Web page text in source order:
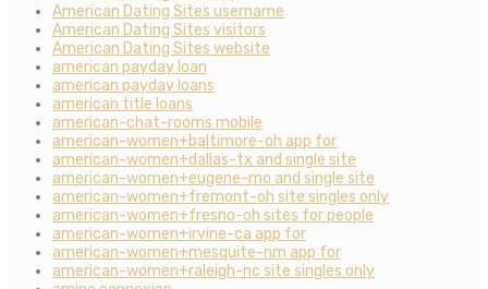
American Dating Sites username
American Dating Sites visitors
American Dating Sites website
american payday loan
american payday loans
american title loans
american-chat-rooms mobile
american-women+baltimore-oh app for
american-women+dallas-tx and single site
american-women+eugene-mo and single site
american-women+fremont-oh site singles only
american-women+fresno-oh sites for people
american-women+irvine-ca app for
american-women+mesquite-nm app for
american-women+raleigh-nc site singles only